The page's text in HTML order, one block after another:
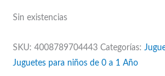
Sin existencias
SKU:4008789704443 Categorías:
Juguetes para niños de 0 a 1 Año